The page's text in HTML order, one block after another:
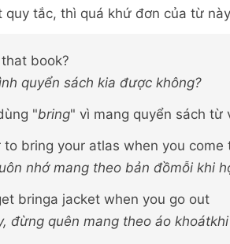
quy tắc, thì quá khứ đơn của từ
book?
quyển sách kia được không?
"bring" vì mang quyển sách từ
bring your atlas when you come
nhớ mang theo bản đồmỗi khi
bringa jacket when you go out
đừng quên mang theo áo